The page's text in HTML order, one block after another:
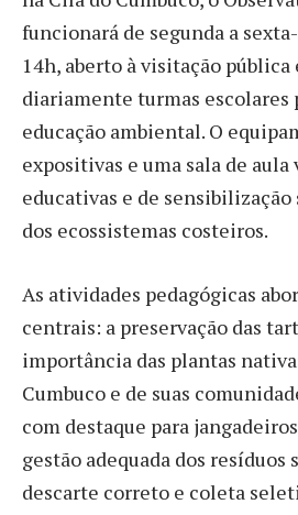
funcionará de segunda a
14h, aberto à visitação pública
diariamente turmas escolares
educação ambiental. O
expositivas e uma sala de aula
educativas e de sensibilização
dos ecossistemas costeiros.
As atividades pedagógicas
centrais: a preservação das
importância das plantas
Cumbuco e de suas
com destaque para
gestão adequada dos
descarte correto e coleta